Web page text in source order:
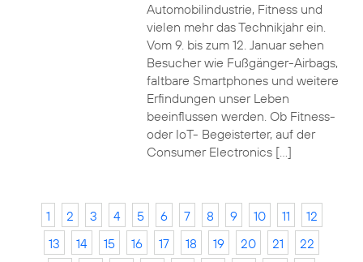
Automobilindustrie, Fitness und
vielen mehr das Technikjahr ein.
Vom 9. bis zum 12. Januar sehen
Besucher wie Fußgänger-Airbags,
faltbare Smartphones und weitere
Erfindungen unser Leben
beeinflussen werden. Ob Fitness-
oder IoT- Begeisterter, auf der
Consumer Electronics […]
1 2 3 4 5 6 7 8 9 10 11
12
13
14 15 16 17 18 19 20 21
22